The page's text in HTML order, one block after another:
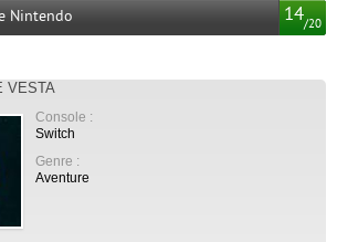
14/20
Nintendo
VESTA
Console :
Switch
Genre :
Aventure